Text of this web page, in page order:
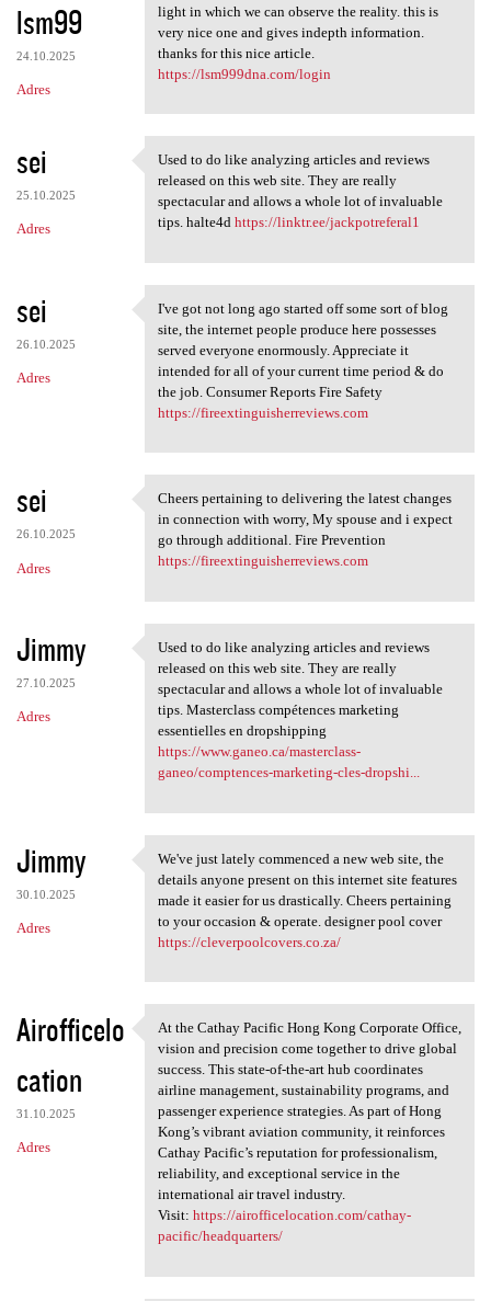
lsm99
24.10.2025
Adres
light in which we can observe the reality. this is
very nice one and gives indepth information.
thanks for this nice article.
https://lsm999dna.com/login
sei
25.10.2025
Adres
Used to do like analyzing
Used to do like analyzing articles and reviews
released on this web site. They are really
spectacular and allows a whole lot of invaluable
tips. halte4d https://linktr.ee/jackpotreferal1
sei
26.10.2025
Adres
I've got not long ago started
I've got not long ago started off some sort of blog
site, the internet people produce here possesses
served everyone enormously. Appreciate it
intended for all of your current time period & do
the job. Consumer Reports Fire Safety
https://fireextinguisherreviews.com
sei
26.10.2025
Adres
Cheers pertaining to
Cheers pertaining to delivering the latest changes
in connection with worry, My spouse and i expect
go through additional. Fire Prevention
https://fireextinguisherreviews.com
Jimmy
27.10.2025
Adres
Used to do like analyzing
Used to do like analyzing articles and reviews
released on this web site. They are really
spectacular and allows a whole lot of invaluable
tips. Masterclass compétences marketing
essentielles en dropshipping
https://www.ganeo.ca/masterclass-
ganeo/comptences-marketing-cles-dropshi...
Jimmy
30.10.2025
Adres
We've just lately commenced a
We've just lately commenced a new web site, the
details anyone present on this internet site features
made it easier for us drastically. Cheers pertaining
to your occasion & operate. designer pool cover
https://cleverpoolcovers.co.za/
Airofficelo
cation
31.10.2025
Adres
At the Cathay Pacific Hong
At the Cathay Pacific Hong Kong Corporate Office,
vision and precision come together to drive global
success. This state-of-the-art hub coordinates
airline management, sustainability programs, and
passenger experience strategies. As part of Hong
Kong’s vibrant aviation community, it reinforces
Cathay Pacific’s reputation for professionalism,
reliability, and exceptional service in the
international air travel industry.
Visit: https://airofficelocation.com/cathay-
pacific/headquarters/